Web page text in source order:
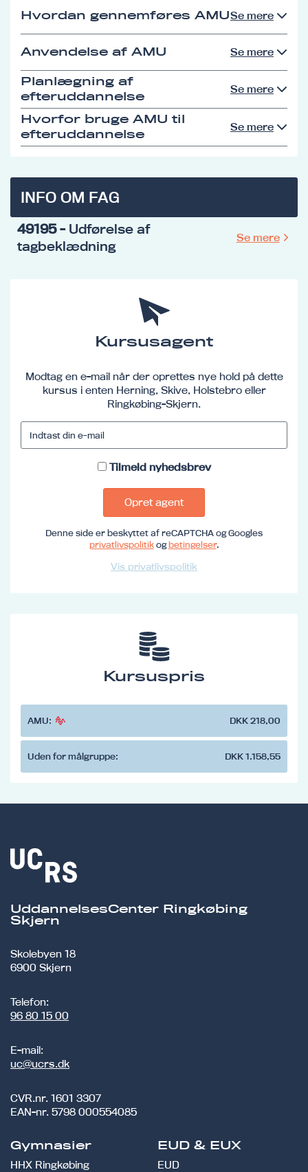
Hvordan gennemføres AMUSe mere
Anvendelse af AMU Se mere
Planlægning af
efteruddannelse
Se mere
Hvorfor bruge AMU til
efteruddannelse
Se mere
INFO OM FAG
49195- Udførelse af
tagbeklædning
Se mere
Kursusagent
Modtag en e-mail når der oprettes nye hold på dette
kursus i enten Herning, Skive, Holstebro eller
Ringkøbing-Skjern.
Tilmeld nyhedsbrev
Opret agent
Denne side er beskyttet af reCAPTCHA og Googles
privatlivspolitikogbetingelser.
Vis privatlivspolitik
Kursuspris
AMU: DKK 218,00
Uden for målgruppe: DKK 1.158,55
UddannelsesCenter Ringkøbing
Skjern
Skolebyen 18
6900 Skjern
Telefon:
96 80 15 00
E-mail:
uc@ucrs.dk
CVR.nr. 1601 3307
EAN-nr. 5798 000554085
Gymnasier
HHX Ringkøbing
EUD & EUX
EUD